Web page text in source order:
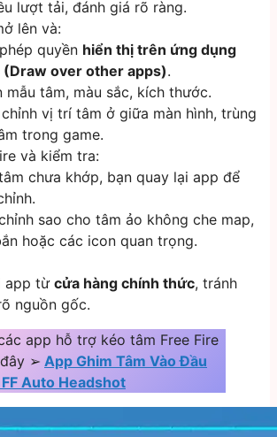
lượt tải, đánh giá rõ ràng.
lên và:
quyền hiển thị trên ứng dụng
(Draw over other apps).
mẫu tâm, màu sắc, kích thước.
vị trí tâm ở giữa màn hình, trùng
trong game.
và kiểm tra:
chưa khớp, bạn quay lại app để
sao cho tâm ảo không che map,
hoặc các icon quan trọng.
app từcửa hàng chính thức, tránh
nguồn gốc.
app hỗ trợ kéo tâm Free Fire
➢ App Ghim Tâm Vào Đầu
FF Auto Headshot